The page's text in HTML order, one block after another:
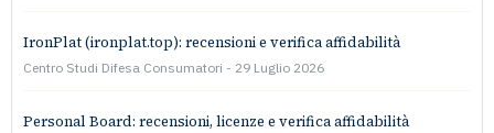
IronPlat (ironplat.top): recensioni e verifica affidabilità
Centro Studi Difesa Consumatori 29 Luglio 2026
Personal Board: recensioni, licenze e verifica affidabilità